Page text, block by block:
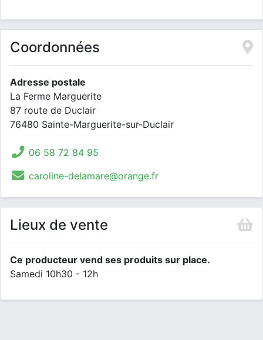
Coordonnées
Adresse postale
La Ferme Marguerite
87 route de Duclair
76480 Sainte-Marguerite-sur-Duclair
06 58 72 84 95
caroline-delamare@orange.fr
Lieux de vente
Ce producteur vend ses produits sur place.
Samedi 10h30 - 12h